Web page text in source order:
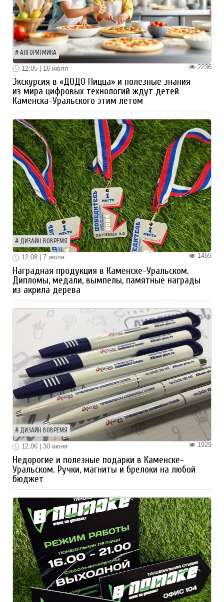
АЛГОРИТМИКА
2236
12:05 | 16 июля
Экскурсия в «ДОДО Пицца» и полезные знания
из мира цифровых технологий ждут детей
Каменска-Уральского этим летом
ДИЗАЙН ВОВРЕМЯ
1455
12:08 | 7 июля
Наградная продукция в Каменске-Уральском.
Дипломы, медали, вымпелы, памятные награды
из акрила дерева
ДИЗАЙН ВОВРЕМЯ
1929
12:06 | 30 июня
Недорогие и полезные подарки в Каменске-
Уральском. Ручки, магниты и брелоки на любой
бюджет